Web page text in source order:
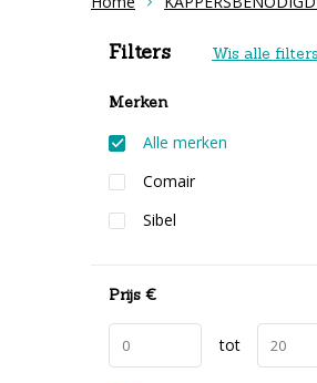
Sorteren op:
Filters Wis alle filters
Merken
Alle merken
Comair
Sibel
Prijs €
tot